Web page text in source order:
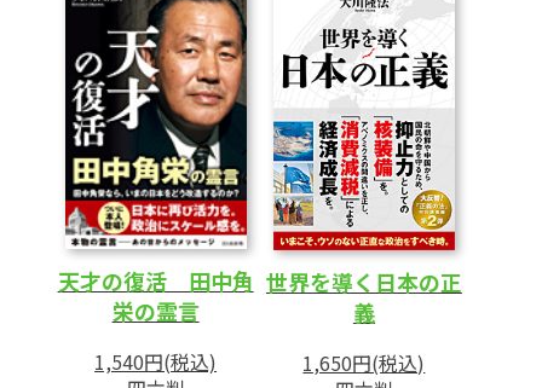
天才の復活 田中角
栄の霊言
1,540円(税込)
世界を導く日本の正
義
1,650円(税込)